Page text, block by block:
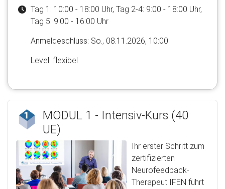
Tag 1: 10:00 - 18:00 Uhr, Tag 2-4: 9:00 - 18:00 Uhr,
Tag 5: 9:00 - 16:00 Uhr
Anmelde​schluss: So., 08.11.2026, 10:00
Level: flexibel
MODUL 1 - Intensiv-Kurs (40
UE)
Ihr erster Schritt zum
zertifizierten
Neurofeedback-
Therapeut IFEN führt